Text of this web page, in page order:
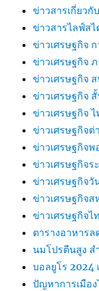
ข่าวสารเกี่ยว
ข่าวสารไลฟ์สไ
ข่าวเศรษฐกิจ ก
ข่าวเศรษฐกิจ
ข่าวเศรษฐกิจ
ข่าวเศรษฐกิจ
ข่าวเศรษฐกิจ ไ
ข่าวเศรษฐกิจต่
ข่าวเศรษฐกิจพ
ข่าวเศรษฐกิจร
ข่าวเศรษฐกิจวั
ข่าวเศรษฐกิจส
ข่าวเศรษฐกิจ
ตารางอาหาร
นมโปรตีนสูง
บอลยูโร 2024
ปัญหาการเมือ